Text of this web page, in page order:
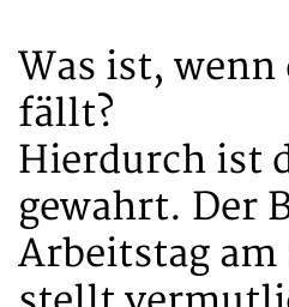
Was ist,
fällt?
Hierdurch ist
gewahrt. Der
Arbeitstag